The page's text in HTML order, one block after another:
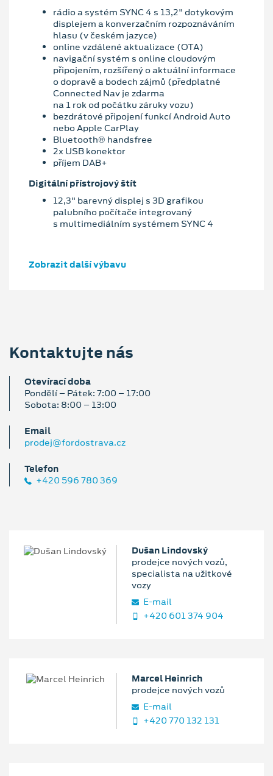
rádio a systém SYNC 4 s 13,2" dotykovým
displejem a konverzačním rozpoznáváním
hlasu (v českém jazyce)
online vzdálené aktualizace (OTA)
navigační systém s online cloudovým
připojením, rozšířený o aktuální informace
o dopravě a bodech zájmů (předplatné
Connected Nav je zdarma
na 1 rok od počátku záruky vozu)
bezdrátové připojení funkcí Android Auto
nebo Apple CarPlay
Bluetooth® handsfree
2x USB konektor
příjem DAB+
Digitální přístrojový štít
12,3" barevný displej s 3D grafikou
palubního počítače integrovaný
s multimediálním systémem SYNC 4
Zobrazit další výbavu
Kontaktujte nás
Otevírací doba
Pondělí – Pátek: 7:00 – 17:00
Sobota: 8:00 – 13:00
Email
prodej@fordostrava.cz
Telefon
+420 596 780 369
Dušan Lindovský
prodejce nových vozů,
specialista na užitkové
vozy
E‑mail
+420 601 374 904
Marcel Heinrich
prodejce nových vozů
E‑mail
+420 770 132 131